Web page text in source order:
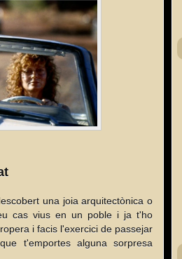
una joia arquitectònica o
cas vius en un poble i ja t'ho
i facis l'exercici de passejar
t'emportes alguna sorpresa